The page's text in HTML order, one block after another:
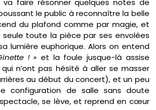
va faire résonner quelques notes de
le public à reconnaître la belle
du plafond comme par magie, et
seule toute la pièce par ses envolées
lumière euphorique. Alors on entend
! » et la foule jusque-là assise
n’ont pas hésité à aller se masser
au début du concert), et un peu
configuration de salle sans doute
se lève, et reprend en cœur